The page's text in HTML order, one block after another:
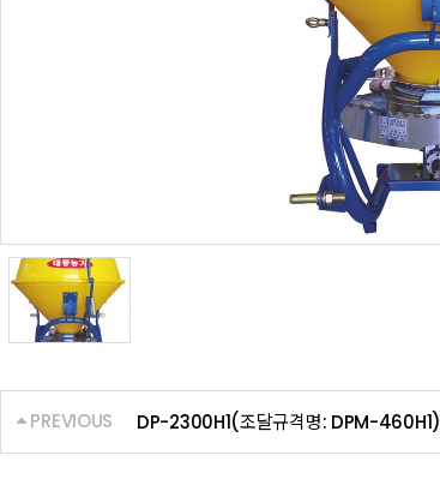
PREVIOUS DP-2300H1(조달규격명: DPM-460H1)